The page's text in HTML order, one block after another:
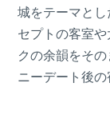
城をテーマと
セプトの客室
クの余韻をそ
ニーデート後の